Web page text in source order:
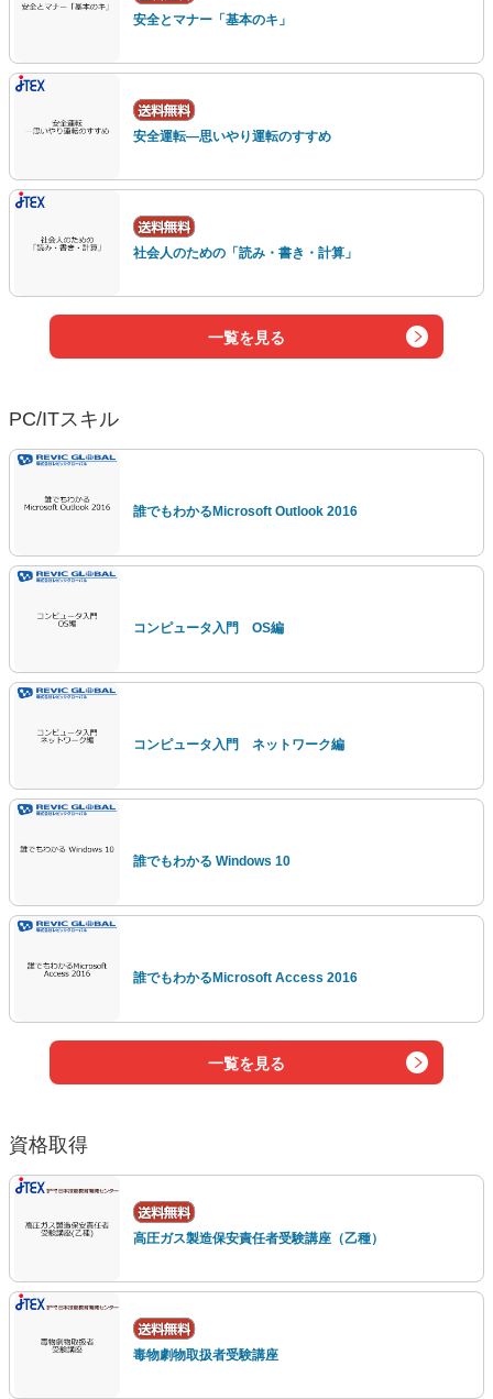
安全とマナー「基本のキ」
安全運転—思いやり運転のすすめ
社会人のための「読み・書き・計算」
一覧を見る
PC/ITスキル
誰でもわかるMicrosoft Outlook 2016
コンピュータ入門 OS編
コンピュータ入門 ネットワーク編
誰でもわかる Windows 10
誰でもわかるMicrosoft Access 2016
一覧を見る
資格取得
高圧ガス製造保安責任者受験講座（乙種）
毒物劇物取扱者受験講座